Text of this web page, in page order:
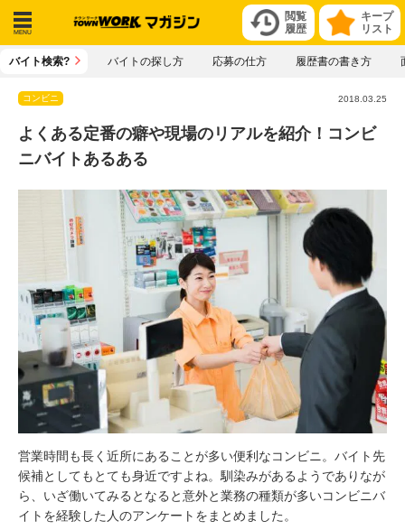
キープ
リスト
閲覧
履歴
メニ
バイト検索? バイトの探し方 応募の仕方 履歴書の書き方
コンビニ 2018.03.25
よくある定番の癖や現場のリアルを紹介！コンビ
ニバイトあるある
営業時間も長く近所にあることが多い便利なコンビニ。バイト先
候補としてもとても身近ですよね。馴染みがあるようでありなが
ら、いざ働いてみるとなると意外と業務の種類が多いコンビニバ
イトを経験した人のアンケートをまとめました。